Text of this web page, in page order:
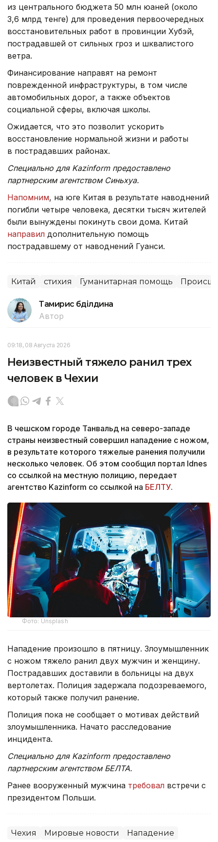
из центрального бюджета 50 млн юаней (около
3,6 млрд тенге) для проведения первоочередных
восстановительных работ в провинции Хубэй,
пострадавшей от сильных гроз и шквалистого
ветра.
Финансирование направят на ремонт
поврежденной инфраструктуры, в том числе
автомобильных дорог, а также объектов
социальной сферы, включая школы.
Ожидается, что это позволит ускорить
восстановление нормальной жизни и работы
в пострадавших районах.
Специально для Kazinform предоставлено
партнерским агентством Синьхуа.
Напомним, на юге Китая в результате наводнений
погибли четыре человека, десятки тысяч жителей
были вынуждены покинуть свои дома. Китай
направил дополнительную помощь
пострадавшему от наводнений Гуанси.
Китай стихия Гуманитарная помощь
Тамирис Әбділдина
Автор
09:18, 08 Августа 2026
Неизвестный тяжело ранил трех
человек в Чехии
В чешском городе Танвальд на северо-западе
страны неизвестный совершил нападение с ножом,
в результате которого тяжелые ранения получили
несколько человек. Об этом сообщил портал Idnes
со ссылкой на местную полицию, передает
агентство Kazinform со ссылкой на БЕЛТУ.
Фото: Unsplash
Нападение произошло в пятницу. Злоумышленник
с ножом тяжело ранил двух мужчин и женщину.
Пострадавших доставили в больницы на двух
вертолетах. Полиция задержала подозреваемого,
который также получил ранение.
Полиция пока не сообщает о мотивах действий
злоумышленника. Начато расследование
инцидента.
Специально для Kazinform предоставлено
партнерским агентством БЕЛТА.
Ранее вооруженный мужчина требовал встречи с
президентом Польши.
Чехия Мировые новости Нападение